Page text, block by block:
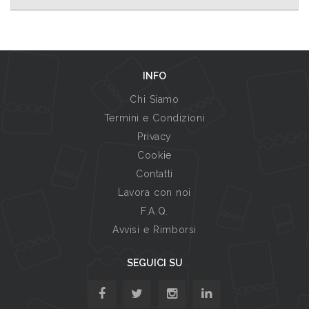
INFO
Chi Siamo
Termini e Condizioni
Privacy
Cookie
Contatti
Lavora con noi
F.A.Q.
Avvisi e Rimborsi
SEGUICI SU